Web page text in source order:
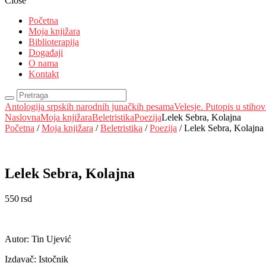
Početna
Moja knjižara
Biblioterapija
Događaji
O nama
Kontakt
Antologija srpskih narodnih junačkih pesamaVelesje. Putopis u
NaslovnaMoja knjižaraBeletristikaPoezijaLelek Sebra, Kolajna
Početna /Moja knjižara /Beletristika /Poezija / Lelek Sebra, Kolajna
Lelek Sebra, Kolajna
550rsd
Autor: Tin Ujević
Izdavač: Istočnik